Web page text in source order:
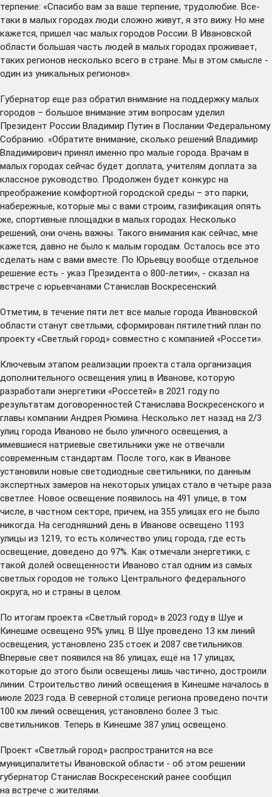
терпение: «Спасибо вам за ваше терпение, трудолюбие. Все-
таки в малых городах люди сложно живут, я это вижу. Но мне
кажется, пришел час малых городов России. В Ивановской
области большая часть людей в малых городах проживает,
таких регионов несколько всего в стране. Мы в этом смысле -
один из уникальных регионов».
Губернатор еще раз обратил внимание на поддержку малых
городов – большое внимание этим вопросам уделил
Президент России Владимир Путин в Послании Федеральному
Собранию. «Обратите внимание, сколько решений Владимир
Владимирович принял именно про малые города. Врачам в
малых городах сейчас будет доплата, учителям доплата за
классное руководство. Продолжен будет конкурс на
преображение комфортной городской среды – это парки,
набережные, которые мы с вами строим, газификация опять
же, спортивные площадки в малых городах. Несколько
решений, они очень важны. Такого внимания как сейчас, мне
кажется, давно не было к малым городам. Осталось все это
сделать нам с вами вместе. По Юрьевцу вообще отдельное
решение есть - указ Президента о 800-летии», - сказал на
встрече с юрьевчанами Станислав Воскресенский.
Отметим, в течение пяти лет все малые города Ивановской
области станут светлыми, сформирован пятилетний план по
проекту «Светлый город» совместно с компанией «Россети».
Ключевым этапом реализации проекта стала организация
дополнительного освещения улиц в Иванове, которую
разработали энергетики «Россетей» в 2021 году по
результатам договоренностей Станислава Воскресенского и
главы компании Андрея Рюмина. Несколько лет назад на 2/3
улиц города Иваново не было уличного освещения, а
имевшиеся натриевые светильники уже не отвечали
современным стандартам. После того, как в Иванове
установили новые светодиодные светильники, по данным
экспертных замеров на некоторых улицах стало в четыре раза
светлее. Новое освещение появилось на 491 улице, в том
числе, в частном секторе, причем, на 355 улицах его не было
никогда. На сегодняшний день в Иванове освещено 1193
улицы из 1219, то есть количество улиц города, где есть
освещение, доведено до 97%. Как отмечали энергетики, с
такой долей освещенности Иваново стал одним из самых
светлых городов не только Центрального федерального
округа, но и страны в целом.
По итогам проекта «Светлый город» в 2023 году в Шуе и
Кинешме освещено 95% улиц. В Шуе проведено 13 км линий
освещения, установлено 235 стоек и 2087 светильников.
Впервые свет появился на 86 улицах, ещё на 17 улицах,
которые до этого были освещены лишь частично, достроили
линии. Строительство линий освещения в Кинешме началось в
июле 2023 года. В северной столице региона проведено почти
100 км линий освещения, установлено более 3 тыс.
светильников. Теперь в Кинешме 387 улиц освещено.
Проект «Светлый город» распространится на все
муниципалитеты Ивановской области - об этом решении
губернатор Станислав Воскресенский ранее сообщил
на встрече с жителями